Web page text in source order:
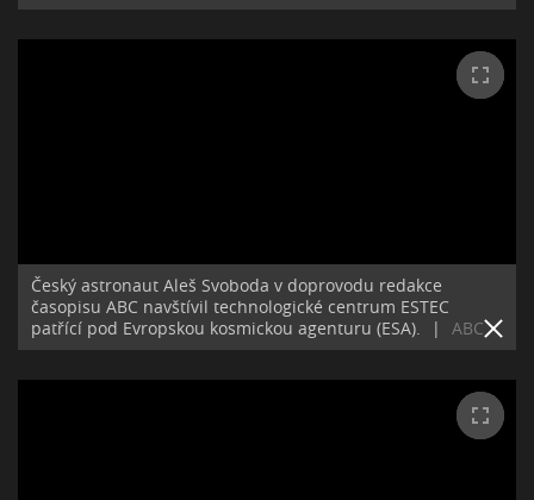
Český astronaut Aleš Svoboda v doprovodu redakce
časopisu ABC navštívil technologické centrum ESTEC
patřící pod Evropskou kosmickou agenturu (ESA).
| ABC